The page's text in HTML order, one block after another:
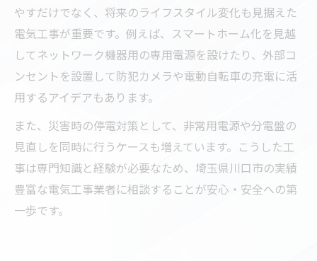
やすだけでなく、将来のライフスタイル変化も見据えた
電気工事が重要です。例えば、スマートホーム化を見越
してネットワーク機器用の専用電源を設けたり、外部コ
ンセントを設置して防犯カメラや電動自転車の充電に活
用するアイデアもあります。
また、災害時の停電対策として、非常用電源や分電盤の
見直しを同時に行うケースも増えています。こうした工
事は専門知識と経験が必要なため、埼玉県川口市の実績
豊富な電気工事業者に相談することが安心・安全への第
一歩です。